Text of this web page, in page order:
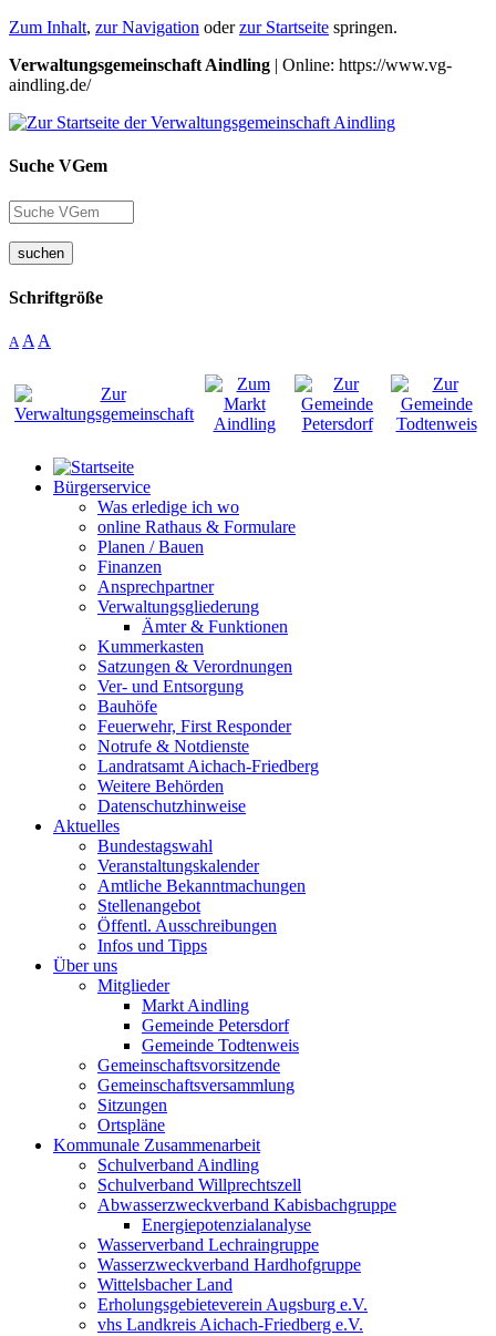
Zum Inhalt, zur Navigation oderzur Startseite springen.
Verwaltungsgemeinschaft Aindling | Online: https://www.vg-
aindling.de/
Suche VGem
suchen
Schriftgröße
A A A
Bürgerservice
Was erledige ich wo
online Rathaus & Formulare
Planen / Bauen
Finanzen
Ansprechpartner
Verwaltungsgliederung
Ämter & Funktionen
Kummerkasten
Satzungen & Verordnungen
Ver- und Entsorgung
Bauhöfe
Feuerwehr, First Responder
Notrufe & Notdienste
Landratsamt Aichach-Friedberg
Weitere Behörden
Datenschutzhinweise
Aktuelles
Bundestagswahl
Veranstaltungskalender
Amtliche Bekanntmachungen
Stellenangebot
Öffentl. Ausschreibungen
Infos und Tipps
Über uns
Mitglieder
Markt Aindling
Gemeinde Petersdorf
Gemeinde Todtenweis
Gemeinschaftsvorsitzende
Gemeinschaftsversammlung
Sitzungen
Ortspläne
Kommunale Zusammenarbeit
Schulverband Aindling
Schulverband Willprechtszell
Abwasserzweckverband Kabisbachgruppe
Energiepotenzialanalyse
Wasserverband Lechraingruppe
Wasserzweckverband Hardhofgruppe
Wittelsbacher Land
Erholungsgebieteverein Augsburg e.V.
vhs Landkreis Aichach-Friedberg e.V.